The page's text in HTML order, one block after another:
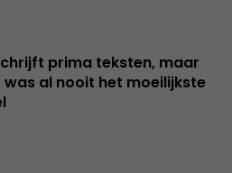
prima teksten, maar
al nooit het moeilijkste